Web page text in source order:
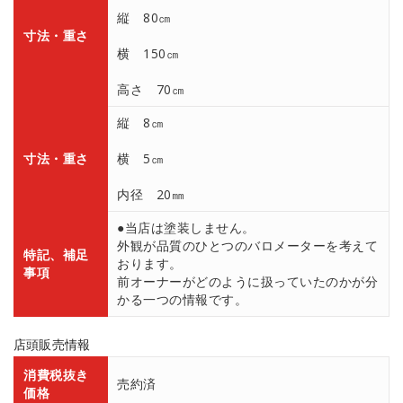
寸法・重さ
縦 80㎝
横 150㎝
高さ 70㎝
寸法・重さ
縦 8㎝
横 5㎝
内径 20㎜
特記、補足
事項
●当店は塗装しません。
外観が品質のひとつのバロメーターを考えて
おります。
前オーナーがどのように扱っていたのかが分
かる一つの情報です。
店頭販売情報
消費税抜き
価格
売約済